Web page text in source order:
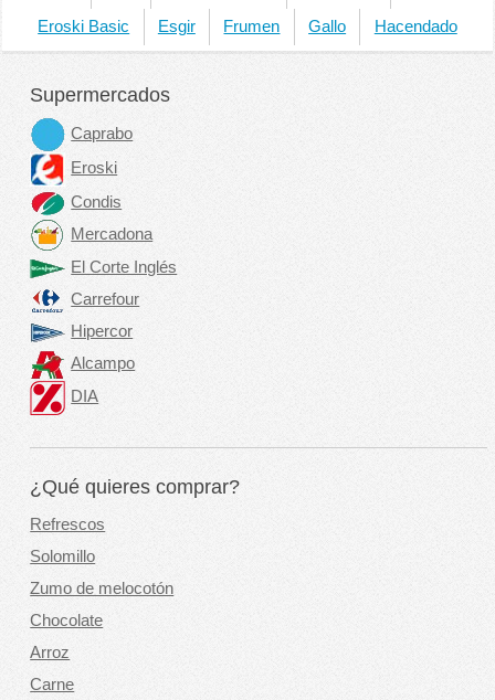
Eroski Basic Esgir Frumen Gallo Hacendado
Supermercados
Caprabo
Eroski
Condis
Mercadona
El Corte Inglés
Carrefour
Hipercor
Alcampo
DIA
¿Qué quieres comprar?
Refrescos
Solomillo
Zumo de melocotón
Chocolate
Arroz
Carne